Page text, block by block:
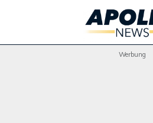
Werbung